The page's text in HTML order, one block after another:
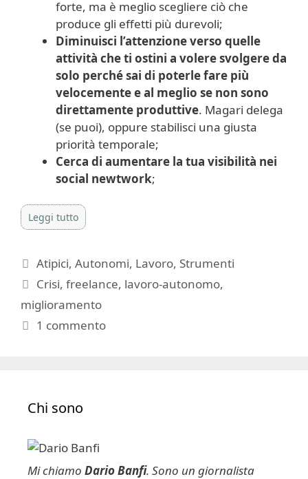
forte, ma è meglio scegliere ciò che
produce gli effetti più durevoli;
Diminuisci l’attenzione verso quelle
attività che ti ostini a volere svolgere da
solo perché sai di poterle fare più
velocemente e al meglio se non sono
direttamente produttive. Magari delega
(se puoi), oppure stabilisci una giusta
priorità temporale;
Cerca di aumentare la tua visibilità nei
social newtwork;
Leggi tutto
Categorie
Atipici,Autonomi, Lavoro, Strumenti
Tag
Crisi,freelance, lavoro-autonomo,
miglioramento
1 commento
Chi sono
Mi chiamo Dario Banfi. Sono un giornalista